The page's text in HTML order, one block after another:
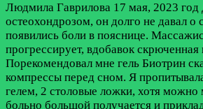
Людмила Гаврилова 17 мая, 2023 год
остеохондрозом, он долго не давал о
появились боли в пояснице.
прогрессирует, вдобавок
Порекомендовал мне гель Биотрин
компрессы перед сном. Я
гелем, 2 столовые ложки, хотя можно
больно большой получается и